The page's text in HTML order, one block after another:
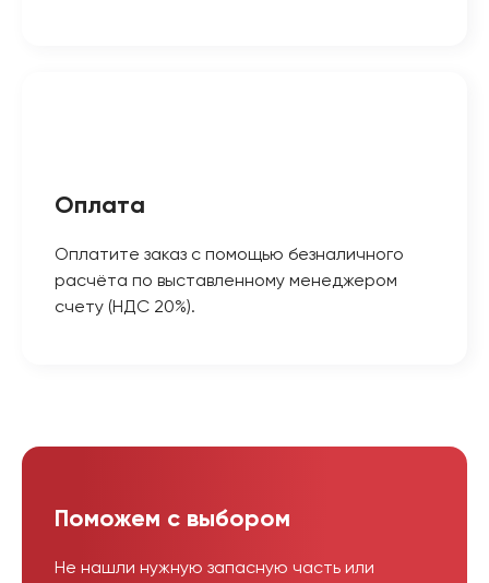
Оплата
Оплатите заказ с помощью безналичного
расчёта по выставленному менеджером
счету (НДС 20%).
Поможем с выбором
Не нашли нужную запасную часть или